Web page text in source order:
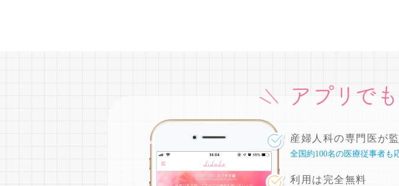
産婦人科の専門医が
全国約100名の医療従事者も
利用は完全無料